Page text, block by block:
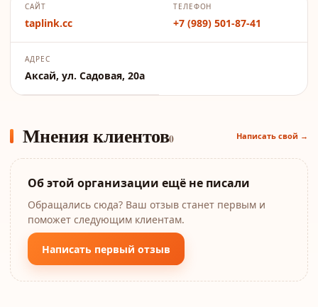
САЙТ
taplink.cc
ТЕЛЕФОН
+7 (989) 501-87-41
АДРЕС
Аксай, ул. Садовая, 20а
Мнения клиентов0 Написать свой →
Об этой организации ещё не писали
Обращались сюда? Ваш отзыв станет первым и
поможет следующим клиентам.
Написать первый отзыв